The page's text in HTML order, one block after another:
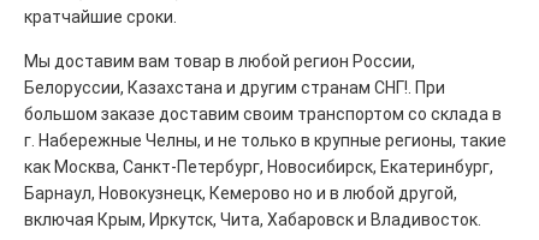
кратчайшие сроки.
Мы доставим вам товар в любой регион России,
Белоруссии, Казахстана и другим странам СНГ!. При
большом заказе доставим своим транспортом со склада в
г. Набережные Челны, и не только в крупные регионы, такие
как Москва, Санкт-Петербург, Новосибирск, Екатеринбург,
Барнаул, Новокузнецк, Кемерово но и в любой другой,
включая Крым, Иркутск, Чита, Хабаровск и Владивосток.